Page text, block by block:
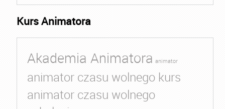
Kurs Animatora
Akademia Animatora animator
animator czasu wolnego kurs
animator czasu wolnego